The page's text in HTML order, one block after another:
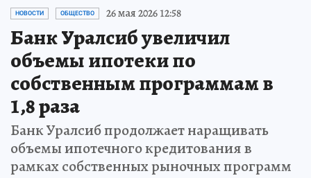
НОВОСТИ ОБЩЕСТВО 26 мая 2026 12:58
Банк Уралсиб увеличил
объемы ипотеки по
собственным программам в
1,8 раза
Банк Уралсиб продолжает наращивать
объемы ипотечного кредитования в
рамках собственных рыночных программ